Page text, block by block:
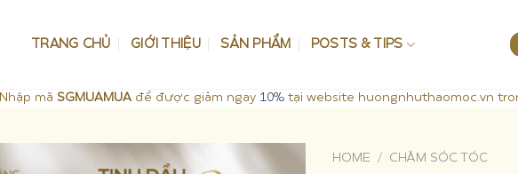
TRANG CHỦ GIỚI THIỆU SẢN PHẨM POSTS & TIPS
Nhập mã SGMUAMUAđể được giảm ngay 10%tại website huongnhuthaomoc.vn
HOME / CHĂM SÓC TÓC